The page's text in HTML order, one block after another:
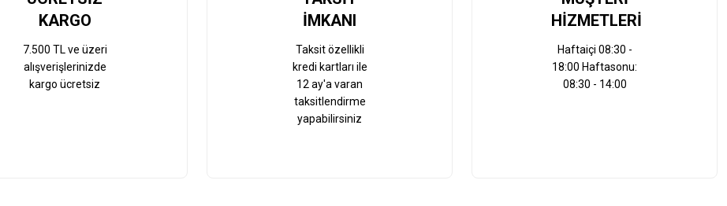
KARGO
7.500 TL ve üzeri
alışverişlerinizde
kargo ücretsiz
İMKANI
Taksit özellikli
kredi kartları ile
12 ay'a varan
taksitlendirme
yapabilirsiniz
HİZMETLERİ
Haftaiçi 08:30 -
18:00 Haftasonu:
08:30 - 14:00